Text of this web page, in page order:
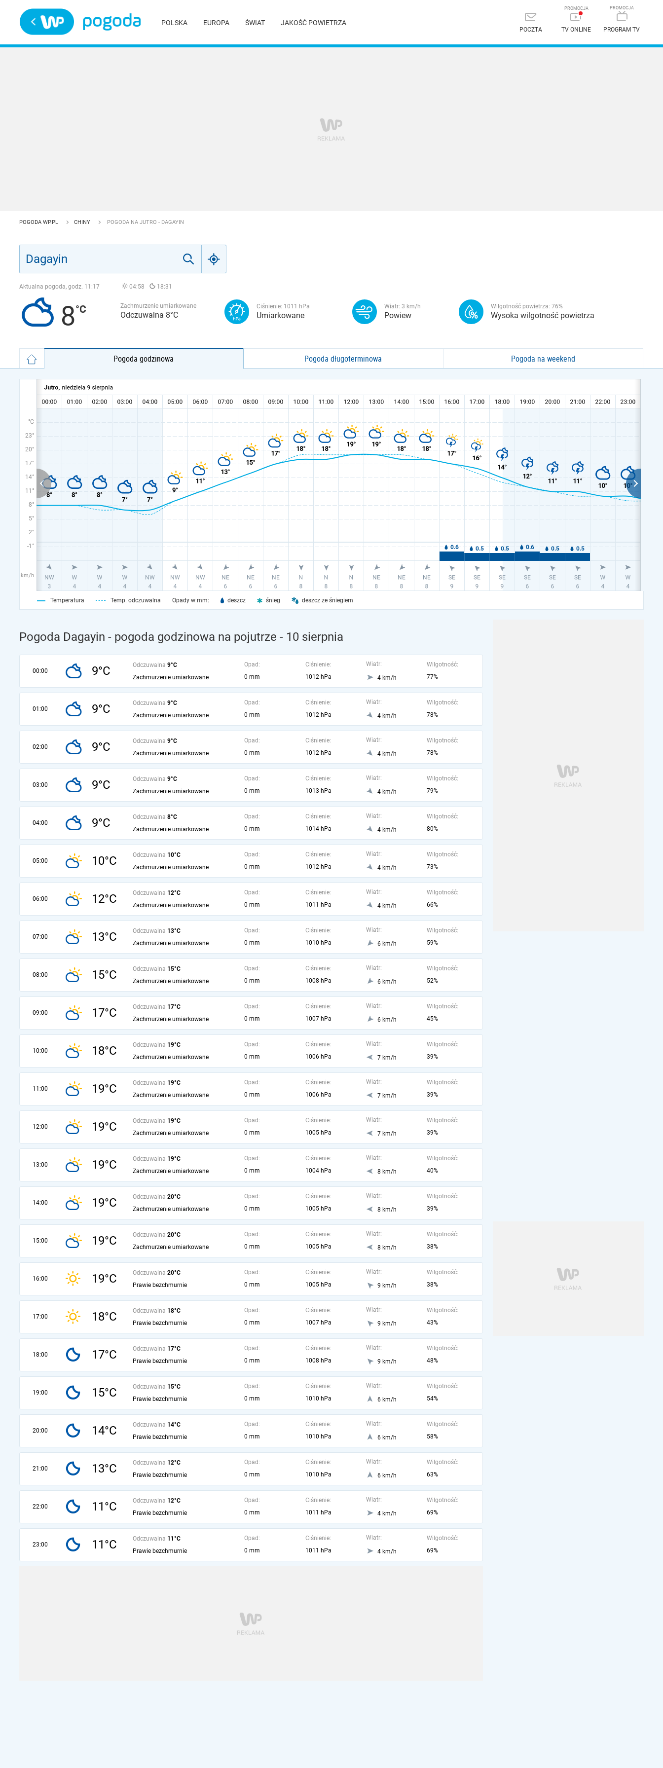
POLSKA EUROPA ŚWIAT JAKOŚĆ POWIETRZA
POCZTA TV ONLINE PROGRAM TV
POGODA WP.PL CHINY POGODA NA JUTRO - DAGAYIN
Aktualna pogoda, godz. 11:17 04:58 18:31
8 Zachmurzenie umiarkowane
Odczuwalna 8°C
Ciśnienie: 1011 hPa
Umiarkowane
Wiatr: 3 km/h
Powiew
Wilgotność powietrza: 76%
Wysoka wilgotność powietrza
Pogoda godzinowa Pogoda długoterminowa Pogoda na weekend
°C
23°
20°
17°
14°
11°
8°
5°
2°
-1°
km/h
Temperatura Temp. odczuwalna Opady w mm: deszcz śnieg deszcz ze śniegiem
Pogoda Dagayin - pogoda godzinowa na pojutrze - 10 sierpnia
00:00 9°C Odczuwalna 9°C
Zachmurzenie umiarkowane
Opad:
0 mm
Ciśnienie:
1012 hPa
Wiatr:
4 km/h
Wilgotność:
77%
01:00 9°C Odczuwalna 9°C
Zachmurzenie umiarkowane
Opad:
0 mm
Ciśnienie:
1012 hPa
Wiatr:
4 km/h
Wilgotność:
78%
02:00 9°C Odczuwalna 9°C
Zachmurzenie umiarkowane
Opad:
0 mm
Ciśnienie:
1012 hPa
Wiatr:
4 km/h
Wilgotność:
78%
03:00 9°C Odczuwalna 9°C
Zachmurzenie umiarkowane
Opad:
0 mm
Ciśnienie:
1013 hPa
Wiatr:
4 km/h
Wilgotność:
79%
04:00 9°C Odczuwalna 8°C
Zachmurzenie umiarkowane
Opad:
0 mm
Ciśnienie:
1014 hPa
Wiatr:
4 km/h
Wilgotność:
80%
05:00 10°C Odczuwalna 10°C
Zachmurzenie umiarkowane
Opad:
0 mm
Ciśnienie:
1012 hPa
Wiatr:
4 km/h
Wilgotność:
73%
06:00 12°C Odczuwalna 12°C
Zachmurzenie umiarkowane
Opad:
0 mm
Ciśnienie:
1011 hPa
Wiatr:
4 km/h
Wilgotność:
66%
07:00 13°C Odczuwalna 13°C
Zachmurzenie umiarkowane
Opad:
0 mm
Ciśnienie:
1010 hPa
Wiatr:
6 km/h
Wilgotność:
59%
08:00 15°C Odczuwalna 15°C
Zachmurzenie umiarkowane
Opad:
0 mm
Ciśnienie:
1008 hPa
Wiatr:
6 km/h
Wilgotność:
52%
09:00 17°C Odczuwalna 17°C
Zachmurzenie umiarkowane
Opad:
0 mm
Ciśnienie:
1007 hPa
Wiatr:
6 km/h
Wilgotność:
45%
10:00 18°C Odczuwalna 19°C
Zachmurzenie umiarkowane
Opad:
0 mm
Ciśnienie:
1006 hPa
Wiatr:
7 km/h
Wilgotność:
39%
11:00 19°C Odczuwalna 19°C
Zachmurzenie umiarkowane
Opad:
0 mm
Ciśnienie:
1006 hPa
Wiatr:
7 km/h
Wilgotność:
39%
12:00 19°C Odczuwalna 19°C
Zachmurzenie umiarkowane
Opad:
0 mm
Ciśnienie:
1005 hPa
Wiatr:
7 km/h
Wilgotność:
39%
13:00 19°C Odczuwalna 19°C
Zachmurzenie umiarkowane
Opad:
0 mm
Ciśnienie:
1004 hPa
Wiatr:
8 km/h
Wilgotność:
40%
14:00 19°C Odczuwalna 20°C
Zachmurzenie umiarkowane
Opad:
0 mm
Ciśnienie:
1005 hPa
Wiatr:
8 km/h
Wilgotność:
39%
15:00 19°C Odczuwalna 20°C
Zachmurzenie umiarkowane
Opad:
0 mm
Ciśnienie:
1005 hPa
Wiatr:
8 km/h
Wilgotność:
38%
16:00 19°C Odczuwalna 20°C
Prawie bezchmurnie
Opad:
0 mm
Ciśnienie:
1005 hPa
Wiatr:
9 km/h
Wilgotność:
38%
17:00 18°C Odczuwalna 18°C
Prawie bezchmurnie
Opad:
0 mm
Ciśnienie:
1007 hPa
Wiatr:
9 km/h
Wilgotność:
43%
18:00 17°C Odczuwalna 17°C
Prawie bezchmurnie
Opad:
0 mm
Ciśnienie:
1008 hPa
Wiatr:
9 km/h
Wilgotność:
48%
19:00 15°C Odczuwalna 15°C
Prawie bezchmurnie
Opad:
0 mm
Ciśnienie:
1010 hPa
Wiatr:
6 km/h
Wilgotność:
54%
20:00 14°C Odczuwalna 14°C
Prawie bezchmurnie
Opad:
0 mm
Ciśnienie:
1010 hPa
Wiatr:
6 km/h
Wilgotność:
58%
21:00 13°C Odczuwalna 12°C
Prawie bezchmurnie
Opad:
0 mm
Ciśnienie:
1010 hPa
Wiatr:
6 km/h
Wilgotność:
63%
22:00 11°C Odczuwalna 12°C
Prawie bezchmurnie
Opad:
0 mm
Ciśnienie:
1011 hPa
Wiatr:
4 km/h
Wilgotność:
69%
23:00 11°C Odczuwalna 11°C
Prawie bezchmurnie
Opad:
0 mm
Ciśnienie:
1011 hPa
Wiatr:
4 km/h
Wilgotność:
69%